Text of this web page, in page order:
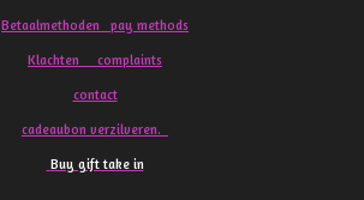
Betaalmethoden pay methods
Klachten complaints
contact
cadeaubon verzilveren.
Buy gift take in